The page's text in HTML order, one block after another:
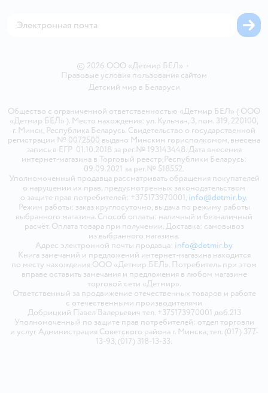
© 2026 ООО «Детмир БЕЛ» •
Правовые условия пользования сайтом
Детский мир в Беларуси
Общество с ограниченной ответственностью «Детмир БЕЛ» ( ООО
«Детмир БЕЛ» ). Место нахождения: ул. Кульман, 3, пом. 319, 220100,
г. Минск, Республика Беларусь. Свидетельство о государственной
регистрации № 0072500 выдано Минским горисполкомом, внесена
запись в ЕГР 01.10.2018 за рег.№ 193143448. Дата внесения
интернет-магазина в Торговый реестр Республики Беларусь:
09.09.2021 за рег.№ 518552.
Уполномоченный продавца рассматривать обращения покупателей
о нарушении их прав, предусмотренных законодательством
о защите прав потребителей: +375173970001, info@detmir.by.
Режим работы: заказ круглосуточно, выдача по режиму работы
выбранного магазина. Способ оплаты: наличный и безналичный
расчёт. Оплата товара при получении. Доставка: самовывоз
из выбранного магазина.
Адрес электронной почты продавца: info@detmir.by
Книга замечаний и предложений интернет-магазина находится
по месту нахождения ООО «Детмир БЕЛ». Потребитель при этом
вправе оставить замечания и предложения в любом магазине
торговой сети «Детмир».
Ответственный за продвижение отечественных товаров и работе
с отечественными производителями
Добрицкий Павел Валерьевич тел. +375173970001 доб.213
Уполномоченный по защите прав потребителей: отдел торговли
и услуг Администрация Советского района г. Минска, тел. (017) 377-
13-93, (017) 318-13-33.